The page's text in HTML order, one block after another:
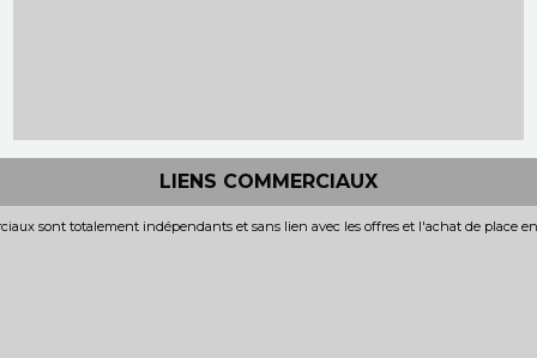
LIENS COMMERCIAUX
sont totalement indépendants et sans lien avec les offres et l'achat de place